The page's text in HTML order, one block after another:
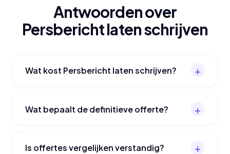
Antwoorden over
Persbericht laten schrijven
Wat kost Persbericht laten schrijven?
Wat bepaalt de definitieve offerte?
Is offertes vergelijken verstandig?